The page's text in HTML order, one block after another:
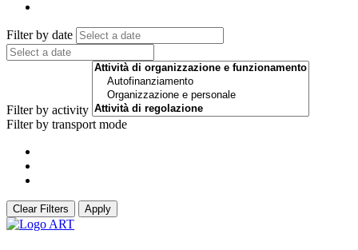
Filter by date
Filter by activity
Filter by transport mode
Clear Filters Apply